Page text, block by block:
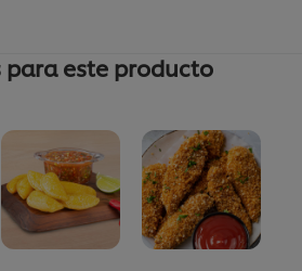
para este producto